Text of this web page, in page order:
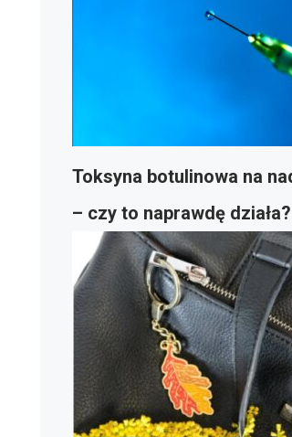
Toksyna botulinowa na
– czy to naprawdę działa?